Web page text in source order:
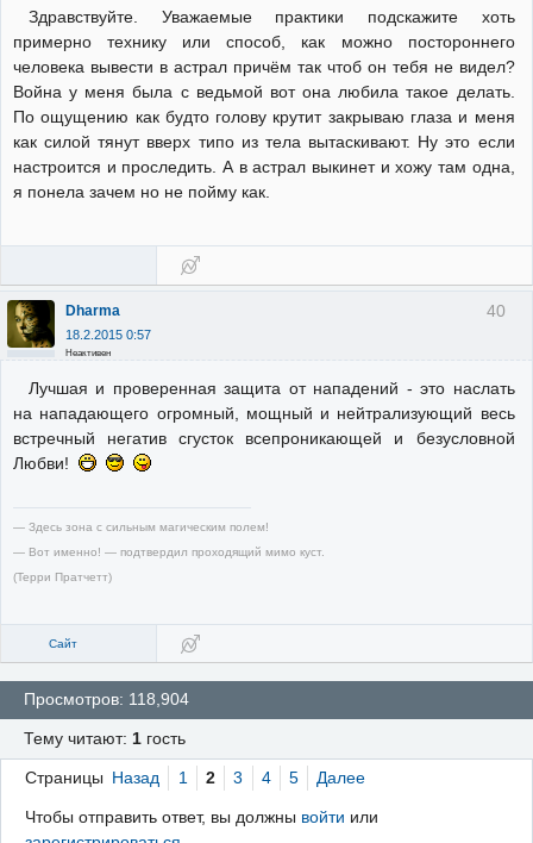
Здравствуйте. Уважаемые практики подскажите хоть
примерно технику или способ, как можно постороннего
человека вывести в астрал причём так чтоб он тебя не видел?
Война у меня была с ведьмой вот она любила такое делать.
По ощущению как будто голову крутит закрываю глаза и меня
как силой тянут вверх типо из тела вытаскивают. Ну это если
настроится и проследить. А в астрал выкинет и хожу там одна,
я понела зачем но не пойму как.
40
Dharma
18.2.2015 0:57
Неактивен
Лучшая и проверенная защита от нападений - это наслать
на нападающего огромный, мощный и нейтрализующий весь
встречный негатив сгусток всепроникающей и безусловной
Любви!
— Здесь зона с сильным магическим полем!
— Вот именно! — подтвердил проходящий мимо куст.
(Терри Пратчетт)
Сайт
Просмотров: 118,904
Тему читают: 1 гость
Страницы Назад 1 2 3 4 5 Далее
Чтобы отправить ответ, вы должны войти или